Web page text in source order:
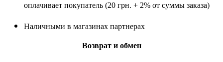
оплачивает покупатель (20 грн. + 2% от суммы заказа)
Наличными в магазинах партнерах
Возврат и обмен